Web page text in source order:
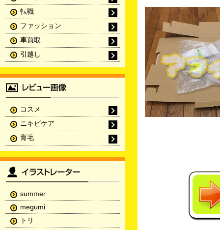
転職
ファッション
車買取
引越し
コスメ
ニキビケア
育毛
summer
megumi
トリ